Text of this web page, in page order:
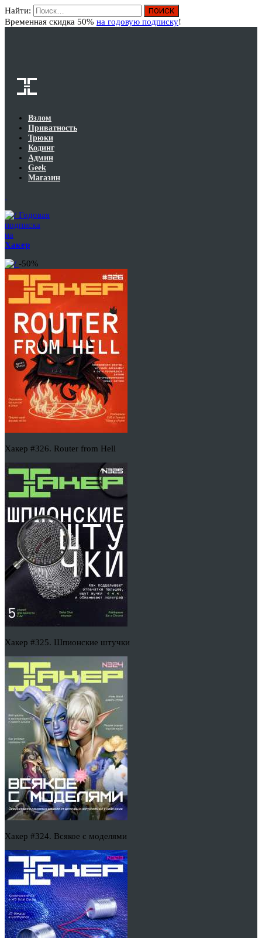
Найти:
Временная скидка 50% на годовую подписку!
Взлом
Приватность
Трюки
Кодинг
Админ
Geek
Магазин
Годовая
подписка
на
Хакер
-50%
Хакер #326. Router from Hell
Хакер #325. Шпионские штучки
Хакер #324. Всякое с моделями